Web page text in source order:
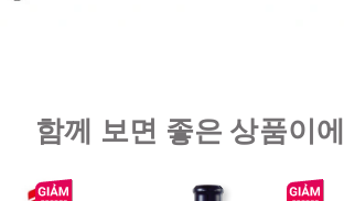
함께 보면 좋은 상품이